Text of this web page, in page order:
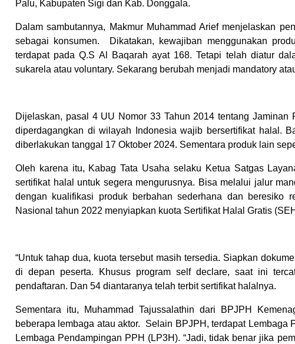
Palu, Kabupaten Sigi dan Kab. Donggala.
Dalam sambutannya, Makmur Muhammad Arief menjelaskan
sebagai konsumen. Dikatakan, kewajiban menggunakan
terdapat pada Q.S Al Baqarah ayat 168. Tetapi telah diatur
sukarela atau voluntary. Sekarang berubah menjadi mandatory
Dijelaskan, pasal 4 UU Nomor 33 Tahun 2014 tentang
diperdagangkan di wilayah Indonesia wajib bersertifikat halal.
diberlakukan tanggal 17 Oktober 2024. Sementara produk lain
Oleh karena itu, Kabag Tata Usaha selaku Ketua Satgas
sertifikat halal untuk segera mengurusnya. Bisa melalui jalur
dengan kualifikasi produk berbahan sederhana dan beresiko
Nasional tahun 2022 menyiapkan kuota Sertifikat Halal Gratis
“Untuk tahap dua, kuota tersebut masih tersedia. Siapkan
di depan peserta. Khusus program self declare, saat ini
pendaftaran. Dan 54 diantaranya telah terbit sertifikat halalnya.
Sementara itu, Muhammad Tajussalathin dari BPJPH
beberapa lembaga atau aktor. Selain BPJPH, terdapat
Lembaga Pendampingan PPH (LP3H). “Jadi, tidak benar jika